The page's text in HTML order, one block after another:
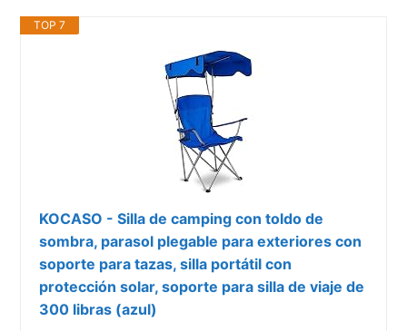
TOP 7
KOCASO - Silla de camping con toldo de
sombra, parasol plegable para exteriores con
soporte para tazas, silla portátil con
protección solar, soporte para silla de viaje de
300 libras (azul)